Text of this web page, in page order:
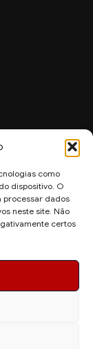
como
dispositivo. O
processar dados
neste site. Não
certos